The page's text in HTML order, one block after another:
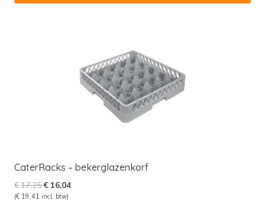
CaterRacks – bekerglazenkorf
€17,25Oorspronkelijke
prijs
€ 16,04Huidige
(€ 19,41 incl. btw)